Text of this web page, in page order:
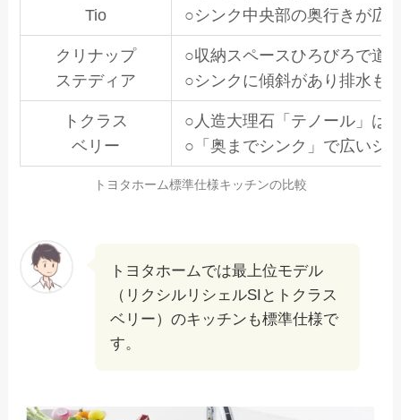
Tio
○シンク中央部の奥行きが広
クリナップ
ステディア
○収納スペースひろびろで道
○シンクに傾斜があり排水も
トクラス
ベリー
○人造大理石「テノール」は
○「奥までシンク」で広いシ
トヨタホーム標準仕様キッチンの比較
トヨタホームでは最上位モデル
（リクシルリシェルSIとトクラス
ベリー）のキッチンも標準仕様で
す。